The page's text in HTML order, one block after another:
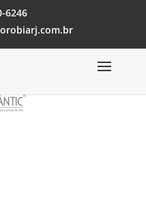
6246